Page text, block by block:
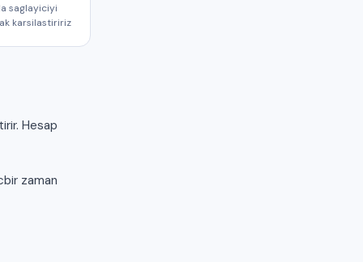
saglayiciyi
karsilastiririz
Hesap
zaman